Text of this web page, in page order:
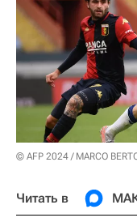
© AFP 2024 / MARCO
Читать в